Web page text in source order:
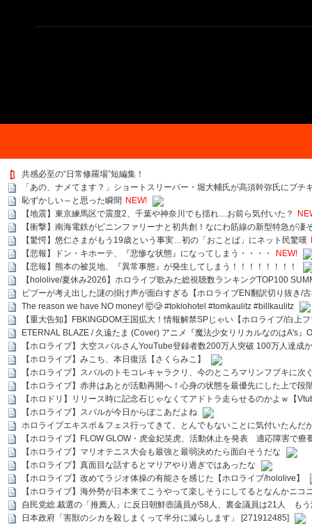
共感必至の“日常修羅場”短編集！
「あの、ナメてます？」ショートスリーパー・堀大輔氏が高須幹弥氏にブ
恥ずかしい～と思った瞬間 NEW!
【地震】東京練馬区で震度2、千葉や神奈川でも揺れ…お前ら気付いた？
【衝撃】南海電鉄がピニンファリーナと初共創！なにわ筋線の新型特急が凄
【驚愕】悠仁さまがもう19歳という事実…初の「おことば」にネット民驚嘆
【悲報】ドン・キホーテ、『悲惨な状態』になってしまう・・・・
NEW!
【悲報】熊本の被災地、『異常事態』が発生してしまう！！！！！！！！
【hololive/夏休み2026】ホロライブ歌みた総視聴数ランキングTOP100
ビブーが考え出した謎の掛け声が面白すぎる【ホロライブEN翻訳切り抜き/
The reason we have NO money! 🤯🥲 #tokiohotel #tomkaulitz #billkaulitz
【重大告知】FBKINGDOM王国拡大！情報解禁SPじゃい【ホロライブ/白上
ETERNAL BLAZE / 久遠たま (Cover) アニメ『魔法少女リリカルなのはA's』
【ホロライブ】大空スバルさんYouTube登録者数200万人突破 100万人達成
【ホロライブ】みこち、本日復活【さくらみこ】
【ホロライブ】スバルのトモコレキャラクリ、今のところマリンフブキに
【ホロライブ】赤井はあとが活動再開へ！心身の状態を最優先にした上で段
【ホロドリ】リリース時に記念石じゃなくてアドトラ走らせるのかよｗ【
【ホロライブ】スバルが今日からぽこあだよね
ホロライブエキスポ＆フェス行ってきて、とんでもないことに気付いたんだ
【ホロライブ】FLOW GLOW・虎金妃笑虎、活動休止を発表 適応障害で療
【ホロライブ】マリオテニス大会も最強と最弱決めたら面白そうだな
【ホロライブ】真面目な話するとマリアやり過ぎではあったな
【ホロライブ】改めてラジオ体操の有能さを感じた【ホロライブ/hololive】
【ホロライブ】海外勢が日本来てこうやって楽しそうにしてるとなんかニコ
自民党総.裁選の「推薦人」に反日朝鮮壺議員が58人、裏金議員は21人 も
日本政府「害獣のシカを殺しまくって半分に減らします」 [271912485]